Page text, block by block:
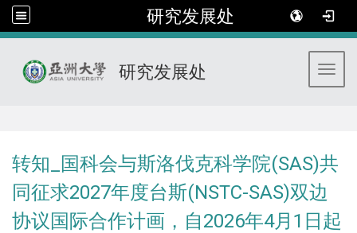
研究发展处
研究发展处
转知_国科会与斯洛伐克科学院(SAS)共
同征求2027年度台斯(NSTC-SAS)双边
协议国际合作计画，自2026年4月1日起